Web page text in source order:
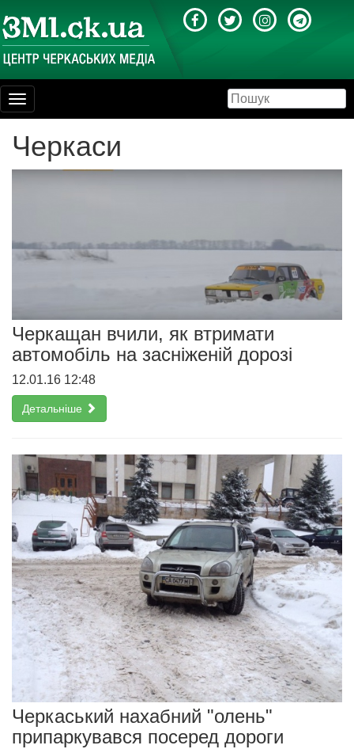
Toggle
navigation
Черкаси
Черкащан вчили, як втримати
автомобіль на засніженій дорозі
12.01.16 12:48
Детальніше
Черкаський нахабний "олень"
припаркувався посеред дороги